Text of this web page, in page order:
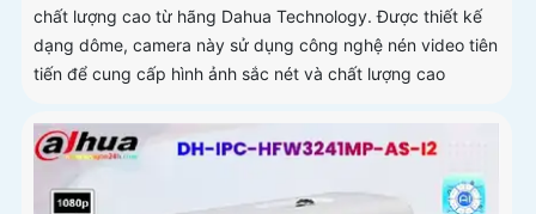
chất lượng cao từ hãng Dahua Technology. Được thiết kế
dạng dôme, camera này sử dụng công nghệ nén video tiên
tiến để cung cấp hình ảnh sắc nét và chất lượng cao